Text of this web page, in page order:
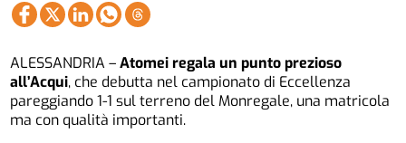
ALESSANDRIA –Atomei regala un punto prezioso
all’Acqui, che debutta nel campionato di Eccellenza
pareggiando 1-1 sul terreno del Monregale, una matricola
ma con qualità importanti.